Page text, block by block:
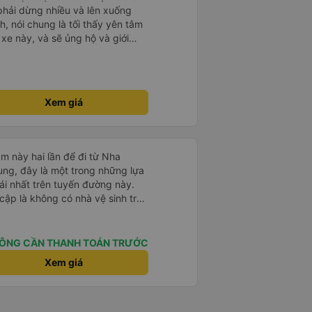
dừng nhiều và lên xuống
nói chung là tối thấy yên tâm
này, và sẽ ủng hộ và giới
vụ của nhà xe này
Xem giá
này hai lần để đi từ Nha
đây là một trong những lựa
nhất trên tuyến đường này.
là không có nhà vệ sinh trên
trên một hành trình dài
Chuyến đi gần đây nhất của tôi
bị chậm khoảng một tiếng,
cho tôi, nên tôi không
CẦN THANH TOÁN TRƯỚC
Xem giá